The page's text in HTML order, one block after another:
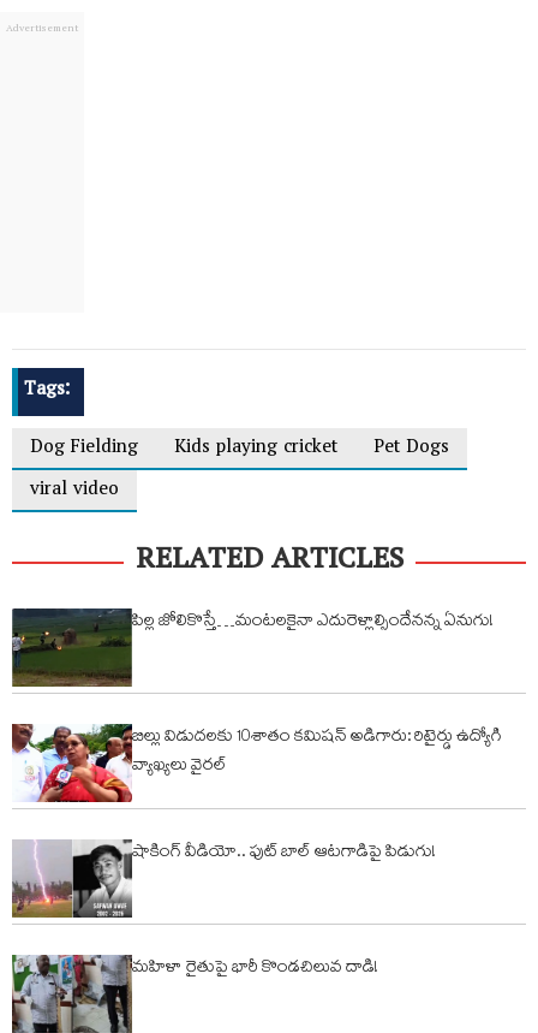
Tags:
Dog Fielding
Kids playing cricket
Pet Dogs
viral video
RELATED ARTICLES
పిల్ల జోలికొస్తే…మంటలకైనా ఎదురెళ్లాల్సిందేనన్న ఏనుగు!
బిల్లు విడుదలకు 10శాతం కమిషన్ అడిగారు: రిటైర్డు ఉద్యోగి
వ్యాఖ్యలు వైరల్
షాకింగ్ వీడియో.. ఫుట్ బాల్ ఆటగాడిపై పిడుగు!
మహిళా రైతుపై భారీ కొండచిలువ దాడి!